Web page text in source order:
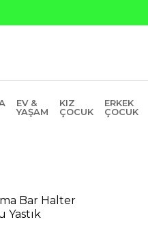
Kodu: AGUSTOS200
EV &
YAŞAM
KIZ
ÇOCUK
ERKEK
ÇOCUK
Bar Halter
Yastık